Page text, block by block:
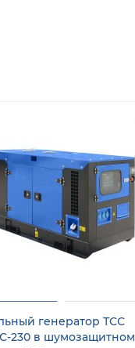
генератор ТСС
230 в шумозащитном